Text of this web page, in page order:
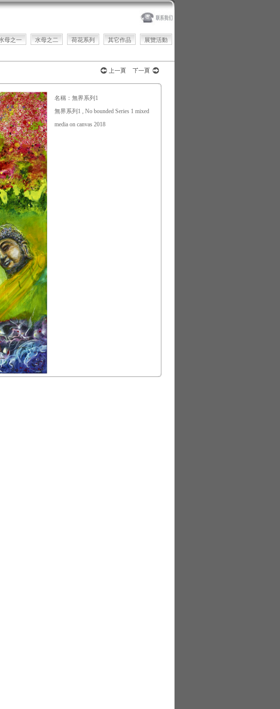
母之一 水母之二 荷花系列 其它作品 展覽活動
名稱：無界系列1
無界系列1 , No bounded Series 1 mixed
media on canvas 2018